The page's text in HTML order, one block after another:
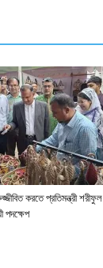
করতে প্রতিমন্ত্রী শরীফুল
পদক্ষেপ